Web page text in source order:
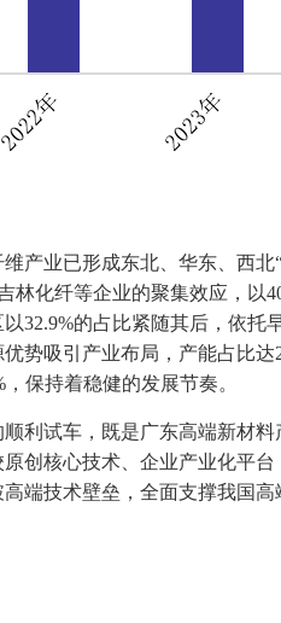
产业已形成东北、华东、西
林化纤等企业的聚集效应，以
32.9%的占比紧随其后，依托
势吸引产业布局，产能占比
保持着稳健的发展节奏。
利试车，既是广东高端新材
创核心技术、企业产业化平
端技术壁垒，全面支撑我国